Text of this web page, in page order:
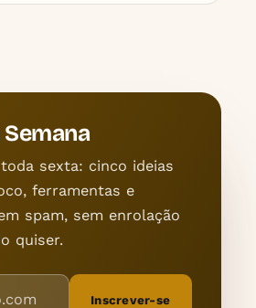
sexta: cinco ideias
ferramentas e
spam, sem enrolação
quiser.
Inscrever-se